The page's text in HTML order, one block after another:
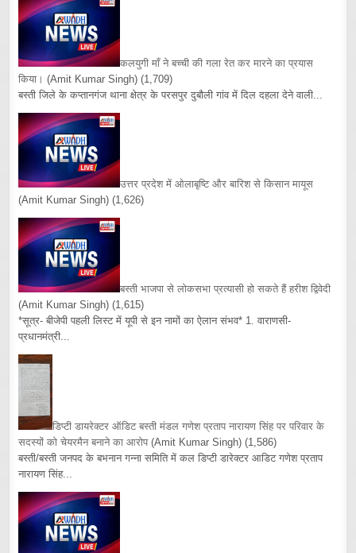
कलयुगी माँ ने बच्ची की गला रेत कर मारने का प्रयास
किया। (Amit Kumar Singh) (1,709)
बस्ती जिले के कप्तानगंज थाना क्षेत्र के परसपुर दुबौली गांव में दिल दहला देने वाली...
उत्तर प्रदेश में ओलाबृष्टि और बारिश से किसान मायूस
(Amit Kumar Singh) (1,626)
बस्ती भाजपा से लोकसभा प्रत्यासी हो सकते हैं हरीश द्विवेदी
(Amit Kumar Singh) (1,615)
*सूत्र- बीजेपी पहली लिस्ट में यूपी से इन नामों का ऐलान संभव* 1. वाराणसी-
प्रधानमंत्री...
डिप्टी डायरेक्टर ऑडिट बस्ती मंडल गणेश प्रताप नारायण सिंह पर परिवार के
सदस्यों को चेयरमैन बनाने का आरोप (Amit Kumar Singh) (1,586)
बस्ती/बस्ती जनपद के बभनान गन्ना समिति में कल डिप्टी डारेक्टर आडिट गणेश प्रताप
नारायण सिंह...